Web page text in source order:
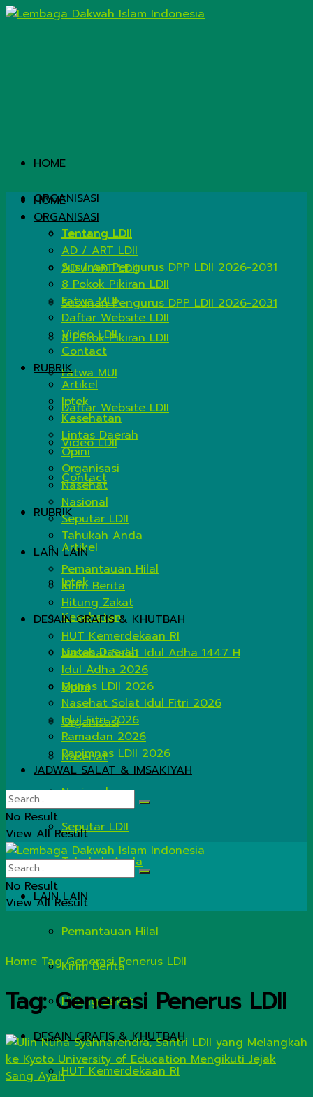
HOME
ORGANISASI
Tentang LDII
AD / ART LDII
Susunan Pengurus DPP LDII 2026-2031
8 Pokok Pikiran LDII
Fatwa MUI
Daftar Website LDII
Video LDII
Contact
RUBRIK
Artikel
Iptek
Kesehatan
Lintas Daerah
Opini
Organisasi
Nasehat
Nasional
Seputar LDII
Tahukah Anda
LAIN LAIN
Pemantauan Hilal
Kirim Berita
Hitung Zakat
DESAIN GRAFIS & KHUTBAH
HUT Kemerdekaan RI
HOME
ORGANISASI
Tentang LDII
AD / ART LDII
Susunan Pengurus DPP LDII 2026-2031
8 Pokok Pikiran LDII
Fatwa MUI
Daftar Website LDII
Video LDII
Contact
RUBRIK
Artikel
Iptek
Kesehatan
Lintas Daerah
Opini
Organisasi
Nasehat
Nasional
Seputar LDII
Tahukah Anda
LAIN LAIN
Pemantauan Hilal
Kirim Berita
Hitung Zakat
DESAIN GRAFIS & KHUTBAH
HUT Kemerdekaan RI
Nasehat Salat Idul Adha 1447 H
Idul Adha 2026
Munas LDII 2026
Nasehat Solat Idul Fitri 2026
Idul Fitri 2026
Ramadan 2026
Rapimnas LDII 2026
JADWAL SALAT & IMSAKIYAH
No Result
View All Result
No Result
View All Result
Home Tag Generasi Penerus LDII
Tag:Generasi Penerus LDII